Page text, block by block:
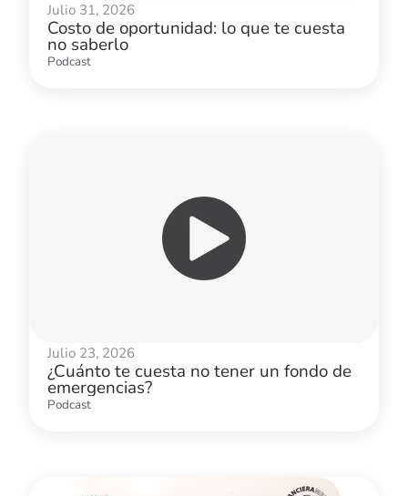
Julio 31, 2026
Costo de oportunidad: lo que te cuesta
no saberlo
Podcast
Julio 23, 2026
¿Cuánto te cuesta no tener un fondo de
emergencias?
Podcast